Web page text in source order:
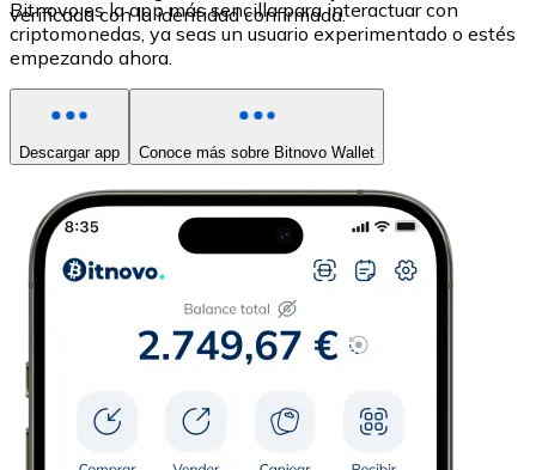
verificada con la identidad confirmada.
Bitnovo es la app más sencilla para interactuar con
criptomonedas, ya seas un usuario experimentado o estés
empezando ahora.
Descargar app Conoce más sobre Bitnovo Wallet